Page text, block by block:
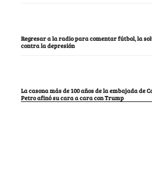
Regresar a la radio para comentar fútbol, la
contra la depresión
La casona más de 100 años de la embajada de
Petro afinó su cara a cara con Trump